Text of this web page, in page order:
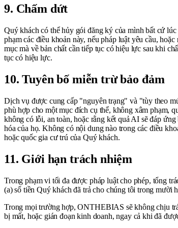
9. Chấm dứt
Quý khách có thể hủy gói đăng ký của mình bất cứ
phạm các điều khoản này, nếu pháp luật yêu cầu,
mục mà về bản chất cần tiếp tục có hiệu lực sau khi
tục có hiệu lực.
10. Tuyên bố miễn trừ bảo đảm
Dịch vụ được cung cấp "nguyên trạng" và "tùy theo
phù hợp cho một mục đích cụ thể, không xâm phạm,
không có lỗi, an toàn, hoặc rằng kết quả AI sẽ đáp
hóa của họ. Không có nội dung nào trong các điều
hoặc quốc gia cư trú của Quý khách.
11. Giới hạn trách nhiệm
Trong phạm vi tối đa được pháp luật cho phép, tổng
(a) số tiền Quý khách đã trả cho chúng tôi trong mười
Trong mọi trường hợp, ONTHEBIAS sẽ không chịu
bị mất, hoặc gián đoạn kinh doanh, ngay cả khi đã